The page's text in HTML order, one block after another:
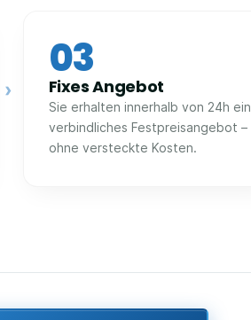
›
03
Fixes Angebot
Sie erhalten innerhalb von 24h ein
verbindliches Festpreisangebot –
ohne versteckte Kosten.